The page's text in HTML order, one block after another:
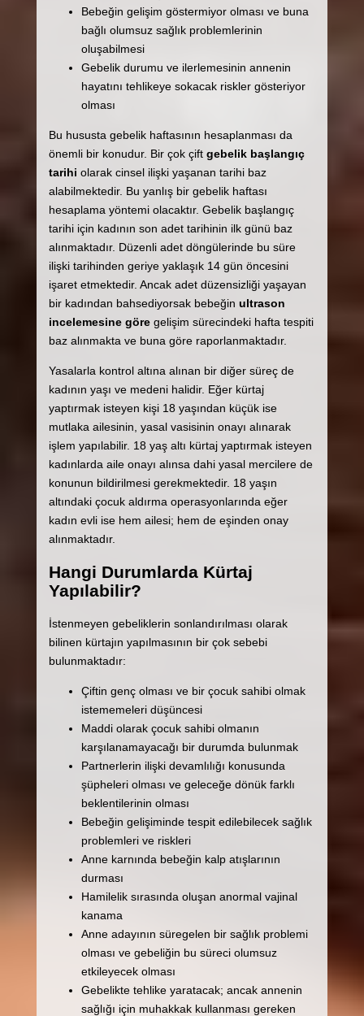
Bebeğin gelişim göstermiyor olması ve buna
bağlı olumsuz sağlık problemlerinin
oluşabilmesi
Gebelik durumu ve ilerlemesinin annenin
hayatını tehlikeye sokacak riskler gösteriyor
olması
Bu hususta gebelik haftasının hesaplanması da
önemli bir konudur. Bir çok çift gebelik başlangıç
tarihi olarak cinsel ilişki yaşanan tarihi baz
alabilmektedir. Bu yanlış bir gebelik haftası
hesaplama yöntemi olacaktır. Gebelik başlangıç
tarihi için kadının son adet tarihinin ilk günü baz
alınmaktadır. Düzenli adet döngülerinde bu süre
ilişki tarihinden geriye yaklaşık 14 gün öncesini
işaret etmektedir. Ancak adet düzensizliği yaşayan
bir kadından bahsediyorsak bebeğin ultrason
incelemesine göregelişim sürecindeki hafta tespiti
baz alınmakta ve buna göre raporlanmaktadır.
Yasalarla kontrol altına alınan bir diğer süreç de
kadının yaşı ve medeni halidir. Eğer kürtaj
yaptırmak isteyen kişi 18 yaşından küçük ise
mutlaka ailesinin, yasal vasisinin onayı alınarak
işlem yapılabilir. 18 yaş altı kürtaj yaptırmak isteyen
kadınlarda aile onayı alınsa dahi yasal mercilere de
konunun bildirilmesi gerekmektedir. 18 yaşın
altındaki çocuk aldırma operasyonlarında eğer
kadın evli ise hem ailesi; hem de eşinden onay
alınmaktadır.
Hangi Durumlarda Kürtaj
Yapılabilir?
İstenmeyen gebeliklerin sonlandırılması olarak
bilinen kürtajın yapılmasının bir çok sebebi
bulunmaktadır:
Çiftin genç olması ve bir çocuk sahibi olmak
istememeleri düşüncesi
Maddi olarak çocuk sahibi olmanın
karşılanamayacağı bir durumda bulunmak
Partnerlerin ilişki devamlılığı konusunda
şüpheleri olması ve geleceğe dönük farklı
beklentilerinin olması
Bebeğin gelişiminde tespit edilebilecek sağlık
problemleri ve riskleri
Anne karnında bebeğin kalp atışlarının
durması
Hamilelik sırasında oluşan anormal vajinal
kanama
Anne adayının süregelen bir sağlık problemi
olması ve gebeliğin bu süreci olumsuz
etkileyecek olması
Gebelikte tehlike yaratacak; ancak annenin
sağlığı için muhakkak kullanması gereken